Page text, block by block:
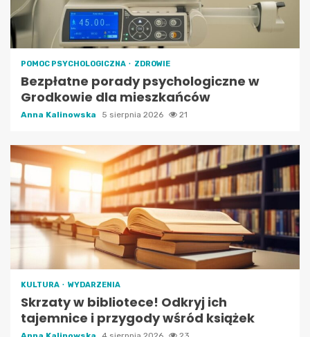
POMOC PSYCHOLOGICZNA ZDROWIE
Bezpłatne porady psychologiczne w
Grodkowie dla mieszkańców
Anna Kalinowska 5 sierpnia 2026 21
KULTURA WYDARZENIA
Skrzaty w bibliotece! Odkryj ich
tajemnice i przygody wśród książek